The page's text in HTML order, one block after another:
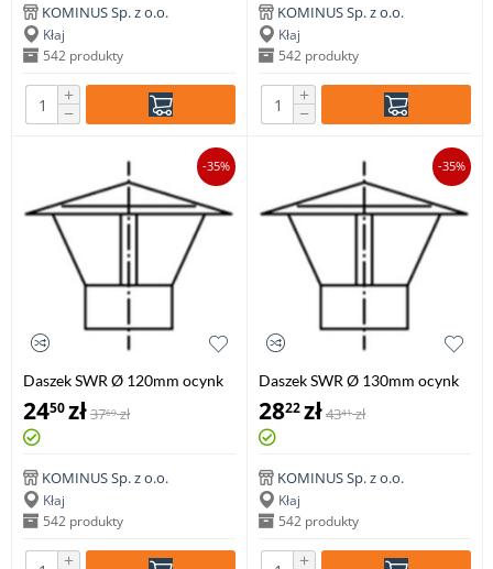
KOMINUS Sp. z o.o.
Kłaj
542 produkty
+
−
KOMINUS Sp. z o.o.
Kłaj
542 produkty
+
−
-35%
Daszek SWR Ø 120mm ocynk
2450zł3769 zł
KOMINUS Sp. z o.o.
Kłaj
542 produkty
+
-35%
Daszek SWR Ø 130mm ocynk
2822zł4341 zł
KOMINUS Sp. z o.o.
Kłaj
542 produkty
+